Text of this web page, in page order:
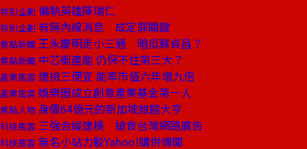
特別企劃 偏執英雄陳瑞仁
特別企劃 有無內線消息 成定罪關鍵
焦點新聞 王永慶明走小三通 暗挺蘇貞昌？
焦點新聞 中芯衝產能 仍保不住第三大？
產業風雲 連撿三便宜 能率市值六年增九倍
產業風雲 娛樂圈成立創意產業基金第一人
焦點人物 身價64億元的新加坡旅館大亨
科技風雲 三強合縱連橫 搶食台灣網路廣告
科技風雲 無名小站力駁Yahoo!購併傳聞